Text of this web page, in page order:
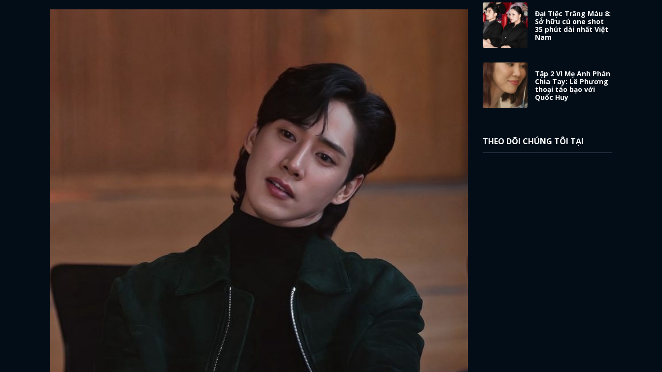
Đại Tiệc Trăng Máu 8:
Sở hữu cú one shot
35 phút dài nhất Việt
Nam
Tập 2 Vì Mẹ Anh Phán
Chia Tay: Lê Phương
thoại táo bạo với
Quốc Huy
THEO DÕI CHÚNG TÔI TẠI